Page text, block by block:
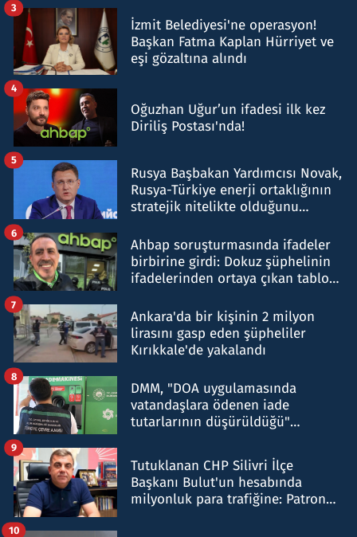
İzmit Belediyesi'ne operasyon!
Başkan Fatma Kaplan Hürriyet ve
eşi gözaltına alındı
3
Oğuzhan Uğur’un ifadesi ilk kez
Diriliş Postası'nda!
4
Rusya Başbakan Yardımcısı Novak,
Rusya-Türkiye enerji ortaklığının
stratejik nitelikte olduğunu
5
Ahbap soruşturmasında ifadeler
birbirine girdi: Dokuz şüphelinin
ifadelerinden ortaya çıkan tablo
6
Ankara'da bir kişinin 2 milyon
lirasını gasp eden şüpheliler
Kırıkkale'de yakalandı
7
DMM, "DOA uygulamasında
vatandaşlara ödenen iade
tutarlarının düşürüldüğü"
8
Tutuklanan CHP Silivri İlçe
Başkanı Bulut'un hesabında
milyonluk para trafiğine: Patron
9
10